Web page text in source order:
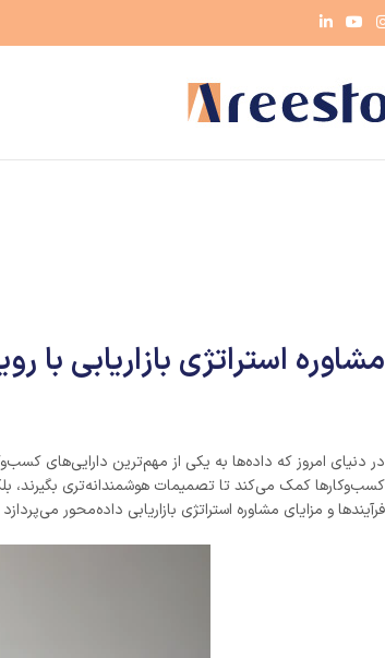
مشاوره استراتژی بازاریابی با
در دنیای امروز که داده‌ها به یکی از مهم‌ترین دارایی‌های
کسب‌وکارها کمک می‌کند تا تصمیمات هوشمندانه‌تری بگیرند،
فرآیندها و مزایای مشاوره استراتژی بازاریابی داده‌محور